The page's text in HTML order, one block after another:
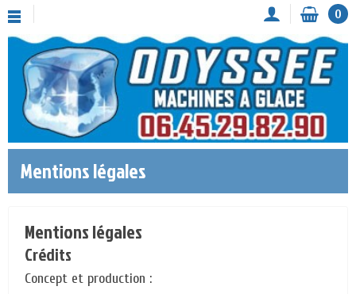
0
Mentions légales
Mentions légales
Crédits
Concept et production :